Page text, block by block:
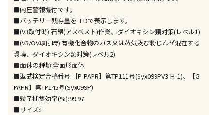
委託業者によりお届けする商品です
※ほか商品との同時購入はできません。お手数です
が、ご購入手続きを分けてお買い求めください
※支払い方法の代金引換は選択できません。
※電話注文はできません。
宅配のみでお届けする商品です（店舗受取は選択でき
ません）
※「宅配・店舗受取」「宅配のみ」マークの商品のみ
同時購入が可能です
■内圧警報機付です。
■バッテリー残存量をLEDで表示します。
■(V3取付時):石綿(アスベスト)作業、ダイオキシン類対策(レベル1)
■(V3/OV取付時):有機化合物のガス又は蒸気及び粉じんが混在する
環境、ダイオキシン類対策(レベル2)
■面体の種類:全面形面体
■型式検定合格番号:【P-PAPR】第TP111号(Syx099PV3-H-1)、【G-
PAPR】第TP145号(Syx099P)
■粒子捕集効率(%):99.97
■サイズ:L